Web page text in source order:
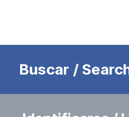
Buscar /